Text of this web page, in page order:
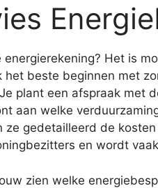
Het is
beste beginnen met
plant een afspraak met
aan welke
gedetailleerd de
en wordt
zien welke